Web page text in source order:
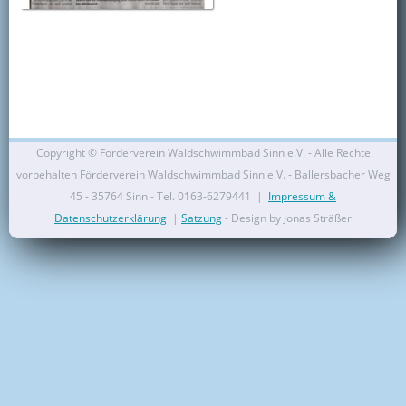
Copyright © Förderverein Waldschwimmbad Sinn e.V. - Alle Rechte
vorbehalten Förderverein Waldschwimmbad Sinn e.V. - Ballersbacher Weg
45 - 35764 Sinn - Tel. 0163-6279441 | Impressum &
Datenschutzerklärung | Satzung- Design by Jonas Sträßer